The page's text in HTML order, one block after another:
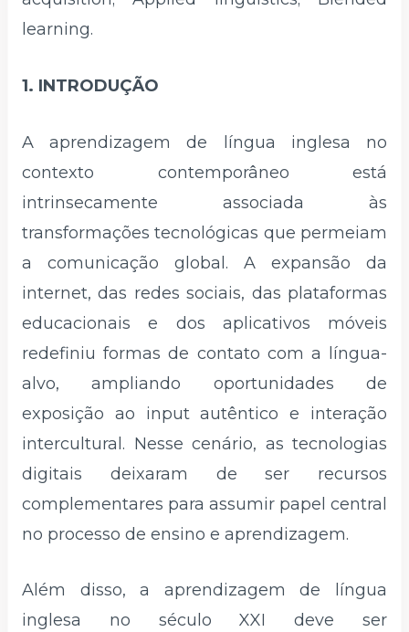
learning.
1. INTRODUÇÃO
A aprendizagem de língua inglesa no
contexto contemporâneo está
intrinsecamente associada às
transformações tecnológicas que permeiam
a comunicação global. A expansão da
internet, das redes sociais, das plataformas
educacionais e dos aplicativos móveis
redefiniu formas de contato com a língua-
alvo, ampliando oportunidades de
exposição ao input autêntico e interação
intercultural. Nesse cenário, as tecnologias
digitais deixaram de ser recursos
complementares para assumir papel central
no processo de ensino e aprendizagem.
Além disso, a aprendizagem de língua
inglesa no século XXI deve ser